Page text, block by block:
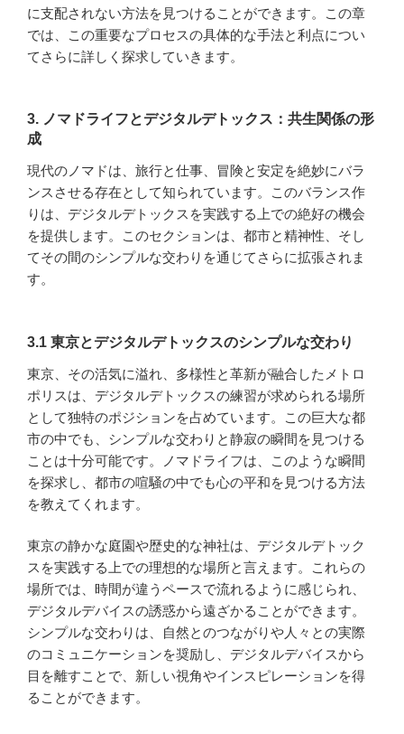
に支配されない方法を見つけることができます。この章
では、この重要なプロセスの具体的な手法と利点につい
てさらに詳しく探求していきます。
3. ノマドライフとデジタルデトックス：共生関係の形
成
現代のノマドは、旅行と仕事、冒険と安定を絶妙にバラ
ンスさせる存在として知られています。このバランス作
りは、デジタルデトックスを実践する上での絶好の機会
を提供します。このセクションは、都市と精神性、そし
てその間のシンプルな交わりを通じてさらに拡張されま
す。
3.1 東京とデジタルデトックスのシンプルな交わり
東京、その活気に溢れ、多様性と革新が融合したメトロ
ポリスは、デジタルデトックスの練習が求められる場所
として独特のポジションを占めています。この巨大な都
市の中でも、シンプルな交わりと静寂の瞬間を見つける
ことは十分可能です。ノマドライフは、このような瞬間
を探求し、都市の喧騒の中でも心の平和を見つける方法
を教えてくれます。
東京の静かな庭園や歴史的な神社は、デジタルデトック
スを実践する上での理想的な場所と言えます。これらの
場所では、時間が違うペースで流れるように感じられ、
デジタルデバイスの誘惑から遠ざかることができます。
シンプルな交わりは、自然とのつながりや人々との実際
のコミュニケーションを奨励し、デジタルデバイスから
目を離すことで、新しい視角やインスピレーションを得
ることができます。